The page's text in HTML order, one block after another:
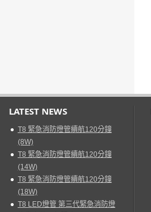
LATEST NEWS
T8 緊急消防燈管續航120分鐘
(8W)
T8 緊急消防燈管續航120分鐘
(14W)
T8 緊急消防燈管續航120分鐘
(18W)
T8 LED燈管 第三代緊急消防燈